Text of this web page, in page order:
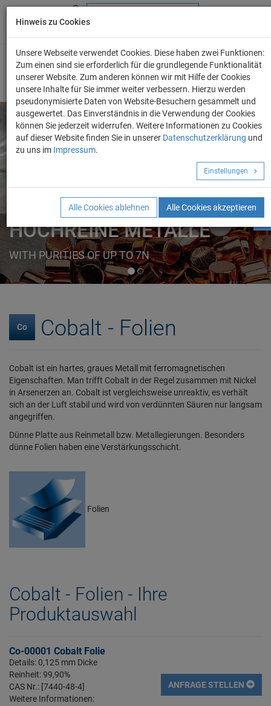
+49 (0) 69 986 4604 - 0
ELEMENTE
FORMEN
HOCHREINE METALLE
WITH PURITIES OF UP TO 7N
Angebot anfordern!
Co Cobalt - Folien
Cobalt ist ein hartes, graues Metall mit ferromagnetischen
Eigenschaften. Man trifft Cobalt in der Regel zusammen mit Nickel
in Arsenerzen an. Cobalt ist vergleichsweise unreaktiv, es verhält
sich an der Luft stabil und wird von verdünnten Säuren nur langsam
angegriffen.
Dünne Platte aus Reinmetall bzw. Metallegierungen. Besonders
dünne Folien haben eine Verstärkungsschicht.
Folien
Cobalt - Folien - Ihre
Produktauswahl
Co-00001 Cobalt Folie
Details: 0,125 mm Dicke
Reinheit: 99,90%
CAS Nr.: [7440-48-4]
Weitere Informationen:
ANFRAGE STELLEN
Hinweis zu Cookies
Unsere Webseite verwendet Cookies. Diese haben zwei Funktionen:
Zum einen sind sie erforderlich für die grundlegende Funktionalität
unserer Website. Zum anderen können wir mit Hilfe der Cookies
unsere Inhalte für Sie immer weiter verbessern. Hierzu werden
pseudonymisierte Daten von Website-Besuchern gesammelt und
ausgewertet. Das Einverständnis in die Verwendung der Cookies
können Sie jederzeit widerrufen. Weitere Informationen zu Cookies
auf dieser Website finden Sie in unserer Datenschutzerklärung und
zu uns im Impressum.
Einstellungen
Alle Cookies ablehnen Alle Cookies akzeptieren